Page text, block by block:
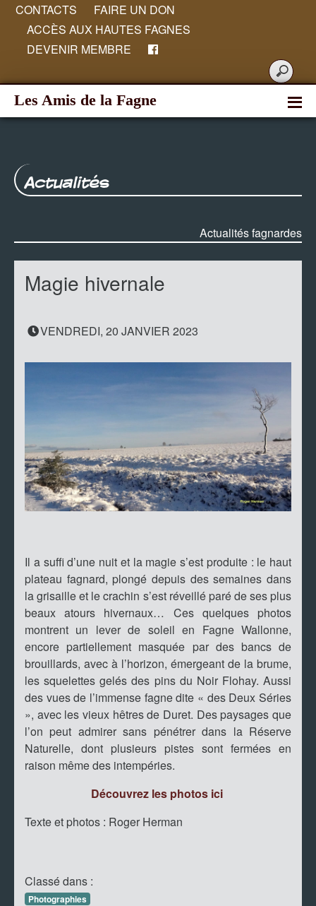
CONTACTS
FAIRE UN DON
ACCÈS AUX HAUTES FAGNES
DEVENIR MEMBRE
Les Amis de la Fagne
Actualités
Actualités fagnardes
Magie hivernale
VENDREDI, 20 JANVIER 2023
Il a suffi d’une nuit et la magie s’est produite : le haut
plateau fagnard, plongé depuis des semaines dans
la grisaille et le crachin s’est réveillé paré de ses plus
beaux atours hivernaux… Ces quelques photos
montrent un lever de soleil en Fagne Wallonne,
encore partiellement masquée par des bancs de
brouillards, avec à l’horizon, émergeant de la brume,
les squelettes gelés des pins du Noir Flohay. Aussi
des vues de l’immense fagne dite « des Deux Séries
», avec les vieux hêtres de Duret. Des paysages que
l’on peut admirer sans pénétrer dans la Réserve
Naturelle, dont plusieurs pistes sont fermées en
raison même des intempéries.
Découvrez les photos ici
Texte et photos : Roger Herman
Classé dans :
Photographies